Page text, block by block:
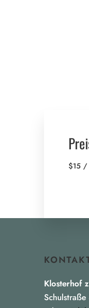
$15 /
Klosterhof